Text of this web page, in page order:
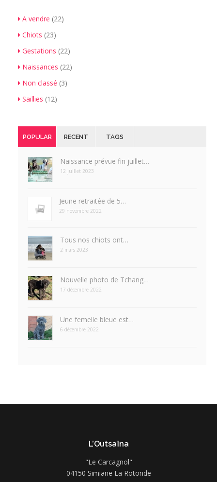
A vendre (22)
Chiots (23)
Gestations (22)
Naissances (22)
Non classé (3)
Saillies (12)
POPULAR RECENT TAGS
Naissance prévue fin juillet…
12 juillet 2023
Jeune retraitée de 5…
29 novembre 2022
Tous nos chiots ont…
2 mars 2023
Nouvelle photo de Tchang…
17 décembre 2022
Une femelle bleue est…
6 décembre 2022
L’Outsaïna
"Le Carcagnol"
04150 Simiane La Rotonde